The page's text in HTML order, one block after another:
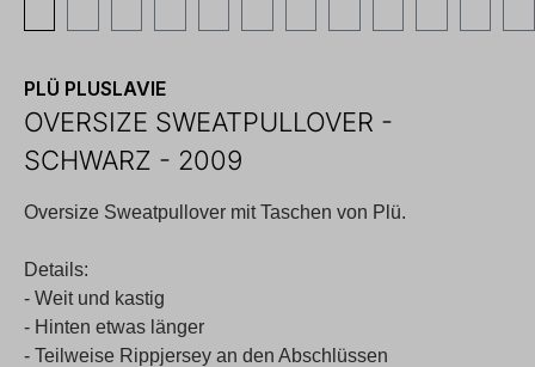
PLÜ PLUSLAVIE
OVERSIZE SWEATPULLOVER -
SCHWARZ - 2009
Oversize Sweatpullover mit Taschen von Plü.
Details:
- Weit und kastig
- Hinten etwas länger
- Teilweise Rippjersey an den Abschlüssen